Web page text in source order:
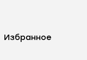
Избранное